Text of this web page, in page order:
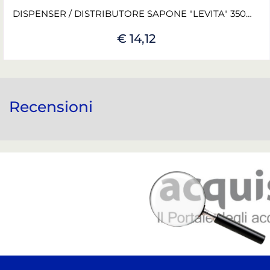
DISPENSER / DISTRIBUTORE SAPONE "LEVITA" 350ML BIANCO IPC
€ 14,12
Recensioni